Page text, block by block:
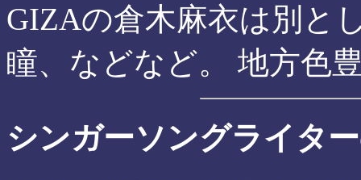
GIZAの倉木麻衣は別と
瞳、などなど。 地方色
シンガーソングライタ